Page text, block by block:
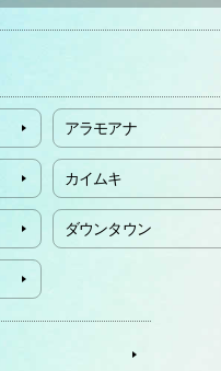
アラモアナ
カイムキ
ダウンタウン